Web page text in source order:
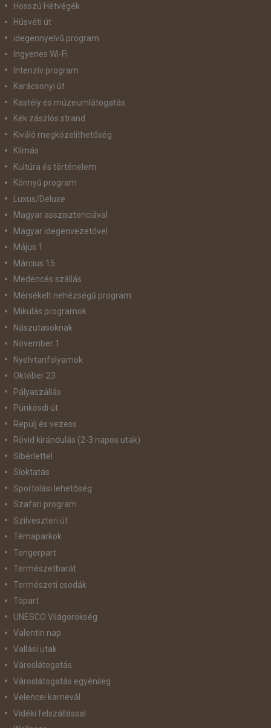
Hosszú Hétvégék
Húsvéti út
idegennyelvű program
Ingyenes Wi-Fi
Intenzív program
Karácsonyi út
Kastély és múzeumlátogatás
Kék zászlós strand
Kiváló megközelíthetőség
Klímás
Kultúra és történelem
Könnyű program
Luxus/Deluxe
Magyar asszisztenciával
Magyar idegenvezetővel
Május 1
Március 15
Medencés szállás
Mérsékelt nehézségű program
Mikulás programok
Nászutasoknak
November 1
Nyelvtanfolyamok
Október 23
Pályaszállás
Pünkösdi út
Repülj és vezess
Rövid kirándulás (2-3 napos utak)
Síbérlettel
Síoktatás
Sportolási lehetőség
Szafari program
Szilveszteri út
Témaparkok
Tengerpart
Természetbarát
Természeti csodák
Tópart
UNESCO Világörökség
Valentin nap
Vallási utak
Városlátogatás
Városlátogatás egyénileg
Velencei karnevál
Vidéki felszállással